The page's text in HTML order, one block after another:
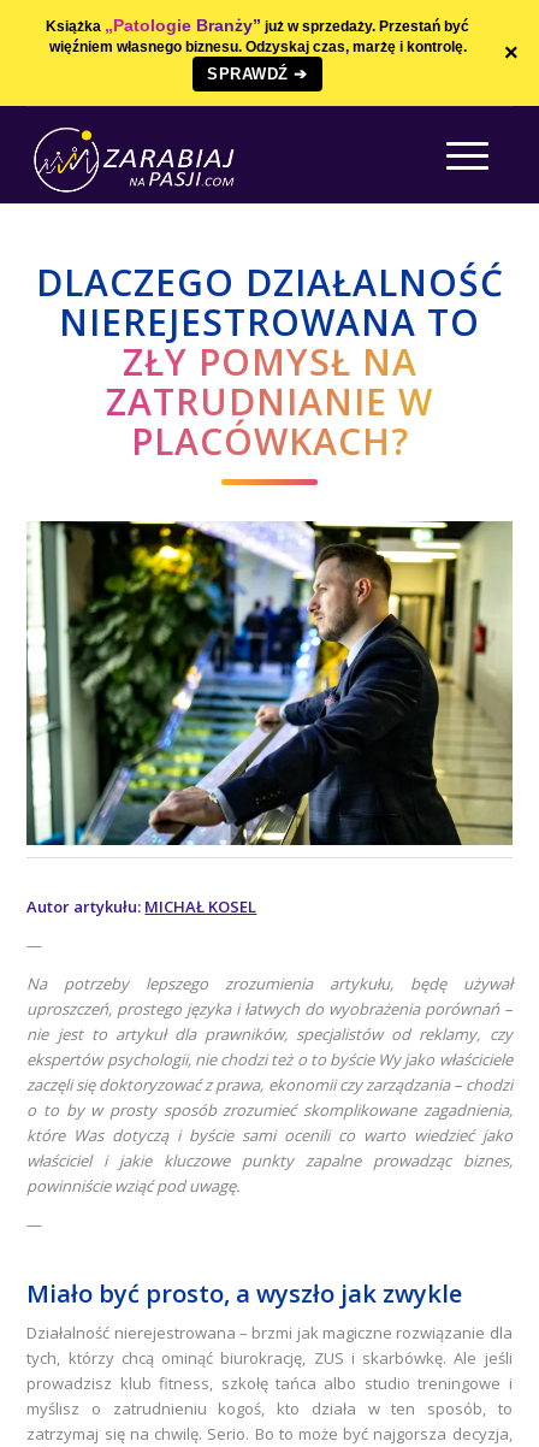
Książka „Patologie Branży” już w sprzedaży. Przestań być
więźniem własnego biznesu. Odzyskaj czas, marżę i kontrolę.
SPRAWDŹ ➔
×
DLACZEGO DZIAŁALNOŚĆ
NIEREJESTROWANA TO
ZŁY POMYSŁ NA
ZATRUDNIANIE W
PLACÓWKACH?
Autor artykułu: MICHAŁ KOSEL
—
Na potrzeby lepszego zrozumienia artykułu, będę używał
uproszczeń, prostego języka i łatwych do wyobrażenia porównań –
nie jest to artykuł dla prawników, specjalistów od reklamy, czy
ekspertów psychologii, nie chodzi też o to byście Wy jako właściciele
zaczęli się doktoryzować z prawa, ekonomii czy zarządzania – chodzi
o to by w prosty sposób zrozumieć skomplikowane zagadnienia,
które Was dotyczą i byście sami ocenili co warto wiedzieć jako
właściciel i jakie kluczowe punkty zapalne prowadząc biznes,
powinniście wziąć pod uwagę.
—
Miało być prosto, a wyszło jak zwykle
Działalność nierejestrowana – brzmi jak magiczne rozwiązanie dla
tych, którzy chcą ominąć biurokrację, ZUS i skarbówkę. Ale jeśli
prowadzisz klub fitness, szkołę tańca albo studio treningowe i
myślisz o zatrudnieniu kogoś, kto działa w ten sposób, to
zatrzymaj się na chwilę. Serio. Bo to może być najgorsza decyzja,